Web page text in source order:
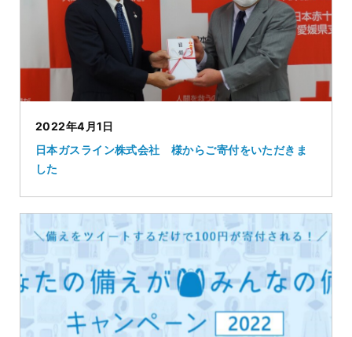
2022年4月1日
日本ガスライン株式会社 様からご寄付をいただきま
した